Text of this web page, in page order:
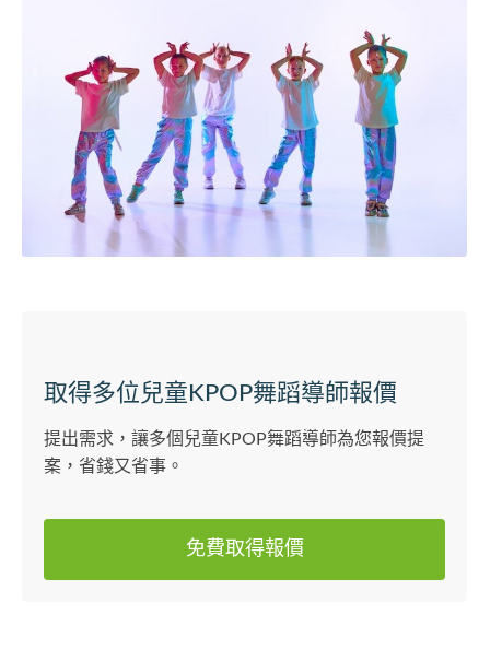
取得多位兒童KPOP舞蹈導師報價
提出需求，讓多個兒童KPOP舞蹈導師為您報價提
案，省錢又省事。
免費取得報價